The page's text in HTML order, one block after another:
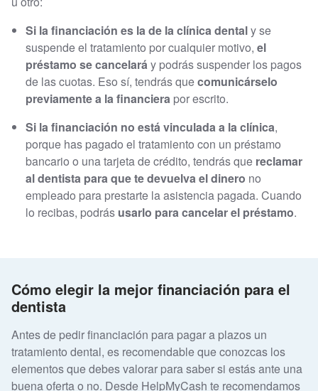
Si la financiación es la de la clínica dentaly se
suspende el tratamiento por cualquier motivo, el
préstamo se cancelaráy podrás suspender los pagos
de las cuotas. Eso sí, tendrás quecomunicárselo
previamente a la financiera por escrito.
Si la financiación no está vinculada a la clínica,
porque has pagado el tratamiento con un préstamo
bancario o una tarjeta de crédito, tendrás que reclamar
al dentista para que te devuelva el dinero no
empleado para prestarte la asistencia pagada. Cuando
lo recibas, podrás usarlo para cancelar el préstamo.
Cómo elegir la mejor financiación para el
dentista
Antes de pedir financiación para pagar a plazos un
tratamiento dental, es recomendable que conozcas los
elementos que debes valorar para saber si estás ante una
buena oferta o no. Desde HelpMyCash te recomendamos